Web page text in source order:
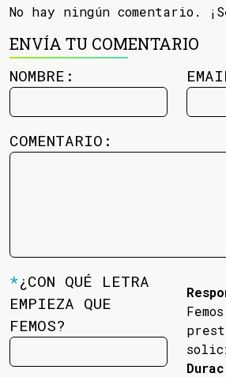
No hay ningún comentario.
ENVÍA TU COMENTARIO
NOMBRE:
COMENTARIO:
*¿CON QUÉ LETRA
EMPIEZA QUE
FEMOS?